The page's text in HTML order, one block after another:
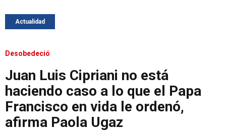
Actualidad
Desobedeció
Juan Luis Cipriani no está
haciendo caso a lo que el Papa
Francisco en vida le ordenó,
afirma Paola Ugaz